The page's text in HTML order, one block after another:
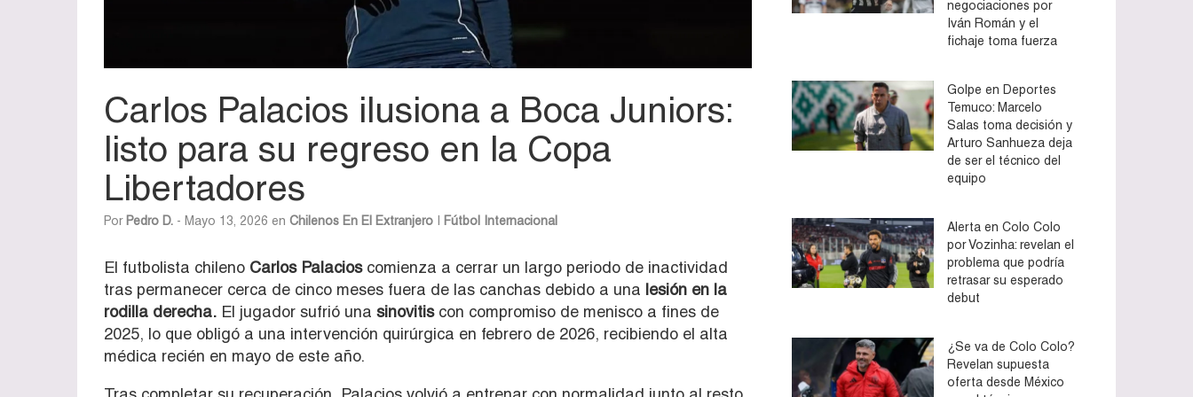
Carlos Palacios ilusiona a Boca Juniors:
listo para su regreso en la Copa
Libertadores
Por Pedro D. - Mayo 13, 2026 en Chilenos En El Extranjero Fútbol Internacional
El futbolista chileno Carlos Palacioscomienza a cerrar un largo periodo de inactividad
tras permanecer cerca de cinco meses fuera de las canchas debido a una lesión en la
rodilla derecha. El jugador sufrió una sinovitiscon compromiso de menisco a fines de
2025, lo que obligó a una intervención quirúrgica en febrero de 2026, recibiendo el alta
médica recién en mayo de este año.
negociaciones por
Iván Román y el
fichaje toma fuerza
Golpe en Deportes
Temuco: Marcelo
Salas toma decisión y
Arturo Sanhueza deja
de ser el técnico del
equipo
Alerta en Colo Colo
por Vozinha: revelan el
problema que podría
retrasar su esperado
debut
¿Se va de Colo Colo?
Revelan supuesta
oferta desde México